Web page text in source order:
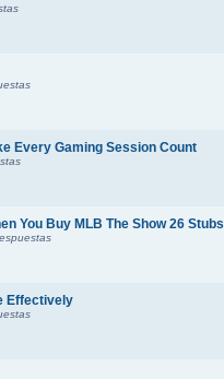
Every Gaming Session Count
You Buy MLB The Show 26 Stubs
Effectively